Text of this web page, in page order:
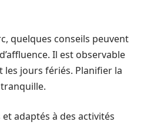
quelques conseils peuvent
Il est observable
jours fériés. Planifier la
adaptés à des activités